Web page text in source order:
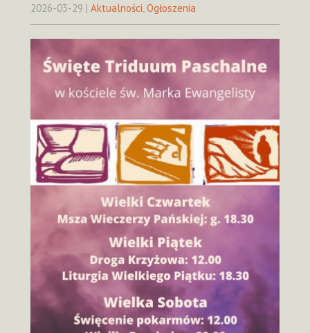
2026-03-29 | Aktualności Ogłoszenia